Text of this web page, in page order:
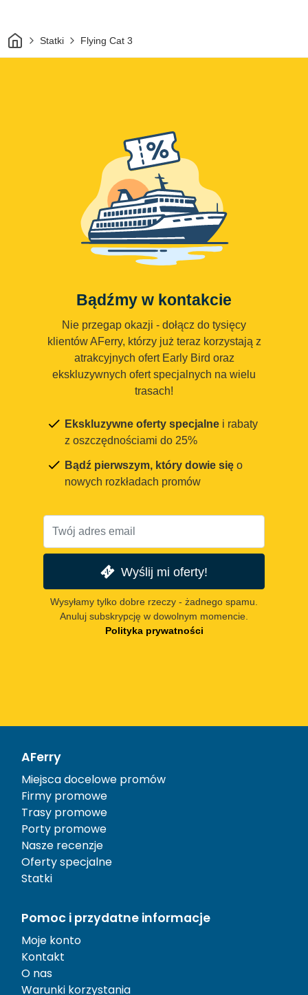
DomStatki Flying Cat 3
Bądźmy w kontakcie
Nie przegap okazji - dołącz do tysięcy
klientów AFerry, którzy już teraz korzystają z
atrakcyjnych ofert Early Bird oraz
ekskluzywnych ofert specjalnych na wielu
trasach!
Ekskluzywne oferty specjalne i rabaty
z oszczędnościami do 25%
Bądź pierwszym, który dowie się o
nowych rozkładach promów
Wyślij mi oferty!
Wysyłamy tylko dobre rzeczy - żadnego spamu.
Anuluj subskrypcję w dowolnym momencie.
Polityka prywatności
AFerry
Miejsca docelowe promów
Firmy promowe
Trasy promowe
Porty promowe
Nasze recenzje
Oferty specjalne
Statki
Pomoc i przydatne informacje
Moje konto
Kontakt
O nas
Warunki korzystania